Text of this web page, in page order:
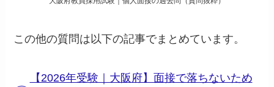
この他の質問は以下の記事でまとめています。
【2026年受験｜大阪府】面接で落ちないため